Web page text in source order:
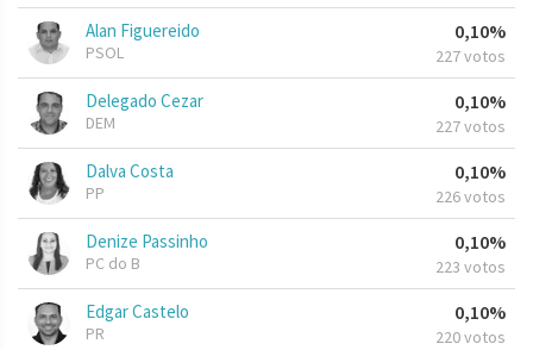
Alan Figuereido
PSOL
0,10%
227 votos
Delegado Cezar
DEM
0,10%
227 votos
Dalva Costa
PP
0,10%
226 votos
Denize Passinho
PC do B
0,10%
223 votos
Edgar Castelo
PR
0,10%
220 votos